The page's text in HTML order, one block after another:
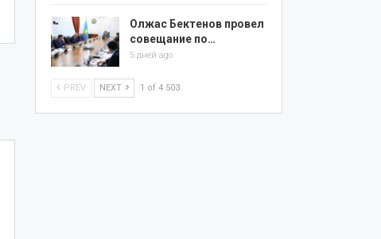
Олжас Бектенов провел
совещание по…
5 дней ago
PREV NEXT 1 of 4 503